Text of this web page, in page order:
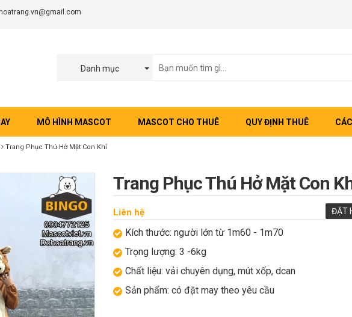
Danh mục
MÔ HÌNH MASCOT MASCOT CHO THUÊ QUY ĐỊNH THUÊ
Trang Phục Thú Hở Mặt Con Khỉ
Trang Phục Thú Hở Mặt Con
ĐẶT
Liên hệ
Kích thước: người lớn từ 1m60 - 1m70
Trọng lượng: 3 -6kg
Chất liệu: vải chuyên dụng, mút xốp, dcan
Sản phẩm: có đặt may theo yêu cầu